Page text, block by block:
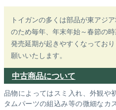
トイガンの多くは部品が東アジ
のため毎年、年末年始～春節の
発売延期が起きやすくなってお
願いいたします。
中古商品について
品物によってはスミ入れ、外観や
タムパーツの組込み等の微細なカ